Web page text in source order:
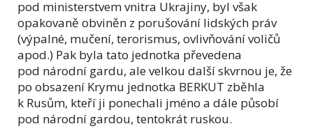
pod ministerstvem vnitra Ukrajiny, byl však
opakovaně obviněn z porušování lidských práv
(výpalné, mučení, terorismus, ovlivňování voličů
apod.) Pak byla tato jednotka převedena
pod národní gardu, ale velkou další skvrnou je, že
po obsazení Krymu jednotka BERKUT zběhla
k Rusům, kteří ji ponechali jméno a dále působí
pod národní gardou, tentokrát ruskou.